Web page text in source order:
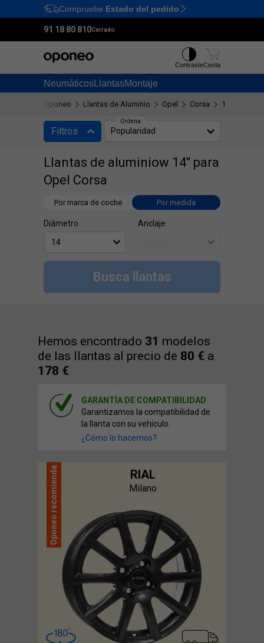
Ctrl M
Compruebe Estado del pedido
91 18 80 810Cerrado
Neumáticos LlantasMontaje
ContrasteCesta
Oponeo Llantas de Aluminio Opel Corsa 14"
Filtros
Llantas de aluminiow 14" para
Opel Corsa
Por marca de coche Por medida
Diámetro Anclaje
Busca llantas
Hemos encontrado 31 modelos
de las llantas al precio de 80 € a
178 €
Ordena:
Popularidad
GARANTÍA DE COMPATIBILIDAD
Garantizamos la compatibilidad de
la llanta con su vehículo.
¿Cómo lo hacemos?
RIAL
Milano
Oponeo
recomienda